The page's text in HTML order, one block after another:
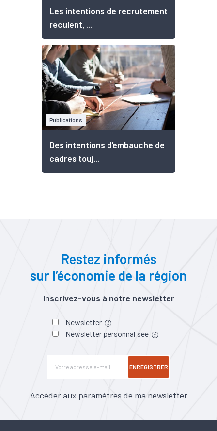
Les intentions de recrutement
reculent, ...
Publications
Des intentions d’embauche de
cadres touj...
Restez informés
sur l’économie de la région
Inscrivez-vous à notre newsletter
Newsletter
Newsletter personnalisée
ENREGISTRER
Accéder aux paramètres de ma newsletter